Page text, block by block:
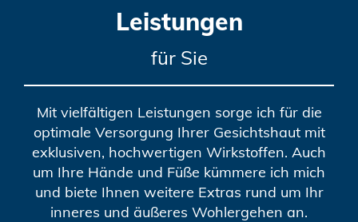
Leistungen
für Sie
Mit vielfältigen Leistungen sorge ich für die
optimale Versorgung Ihrer Gesichtshaut mit
exklusiven, hochwertigen Wirkstoffen. Auch
um Ihre Hände und Füße kümmere ich mich
und biete Ihnen weitere Extras rund um Ihr
inneres und äußeres Wohlergehen an.